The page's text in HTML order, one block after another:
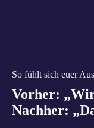
So fühlt sich euer
Vorher:
Nachher: